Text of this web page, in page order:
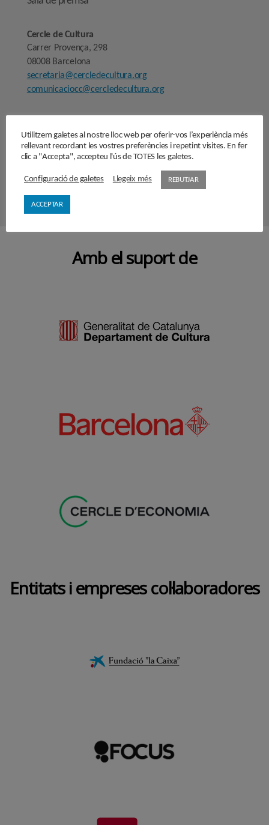
Cercle de Cultura
Carrer Provença, 298
08008 Barcelona
secretaria@cercledecultura.org
comunicaciocc@cercledecultura.org
Avís legal
Amb el suport de
Entitats i empreses col·laboradores
Utilitzem galetes al nostre lloc web per oferir-vos l’experiència més
rellevant recordant les vostres preferències i repetint visites. En fer
clic a "Accepta", accepteu l'ús de TOTES les galetes.
Configuració de galetes Llegeix més REBUTJAR
ACCEPTAR